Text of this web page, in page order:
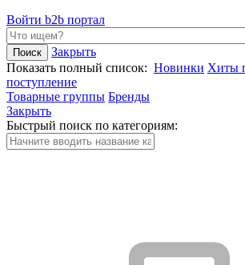
Войти b2b портал
Закрыть
Показать полный список: Новинки Хиты
поступление
Товарные группы Бренды
Закрыть
Быстрый поиск по категориям: